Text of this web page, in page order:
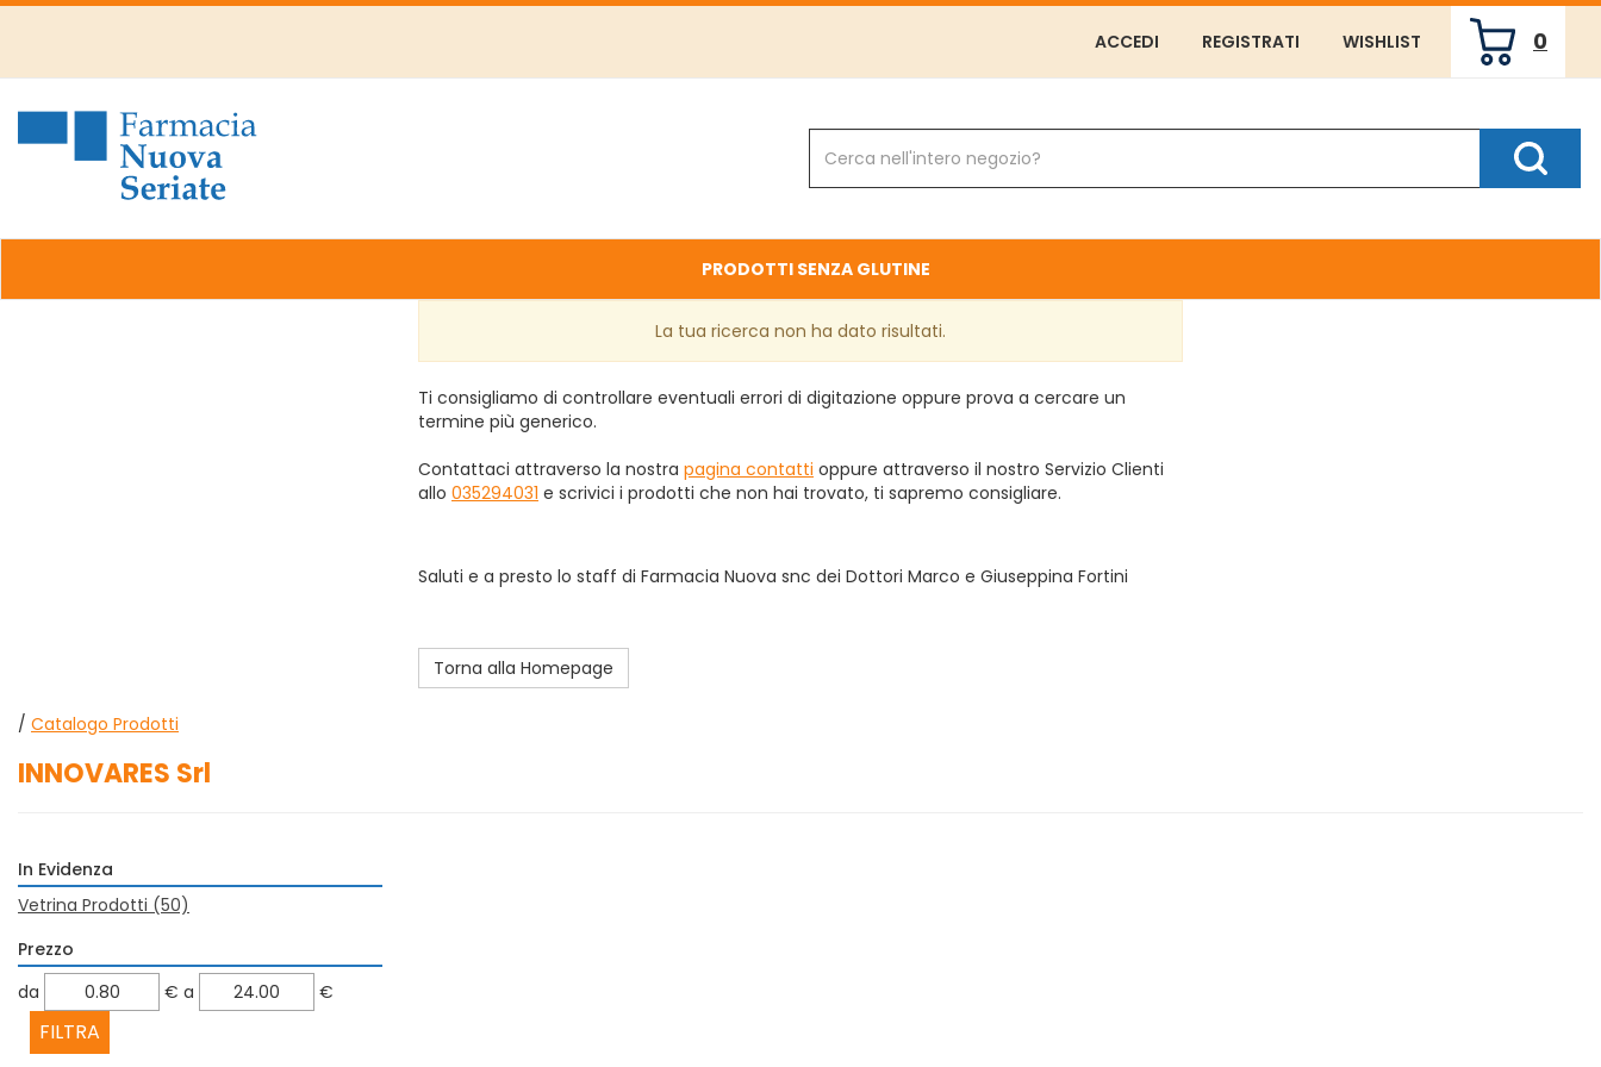
Passa
principale
ACCEDI REGISTRATI WISHLIST 0
ARTICOLI
INSERITI
Farmacia
Nuova
Prodotto
Cerca
PRODOTTI SENZA GLUTINE
La tua ricerca non ha dato risultati.
Ti consigliamo di controllare eventuali errori di digitazione oppure prova a cercare un
termine più generico.
Contattaci attraverso la nostra pagina contatti oppure attraverso il nostro Servizio Clienti
allo 035294031 e scrivici i prodotti che non hai trovato, ti sapremo consigliare.
Saluti e a presto lo staff di Farmacia Nuova snc dei Dottori Marco e Giuseppina Fortini
Torna alla Homepage
/ Catalogo Prodotti
INNOVARES Srl
In Evidenza
Vetrina Prodotti (50)
Prezzo
filtra
da
da € filtra
a €